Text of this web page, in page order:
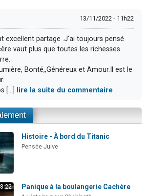
13/11/2022 - 11h22
excellent partage .J'ai toujours pensé
vaut plus que toutes les richesses
Bonté,,Généreux et Amour.Il est le
[...]
lire la suite du commentaire
Histoire - À bord du Titanic
Pensée Juive
8:22 Panique à la boulangerie Cachère